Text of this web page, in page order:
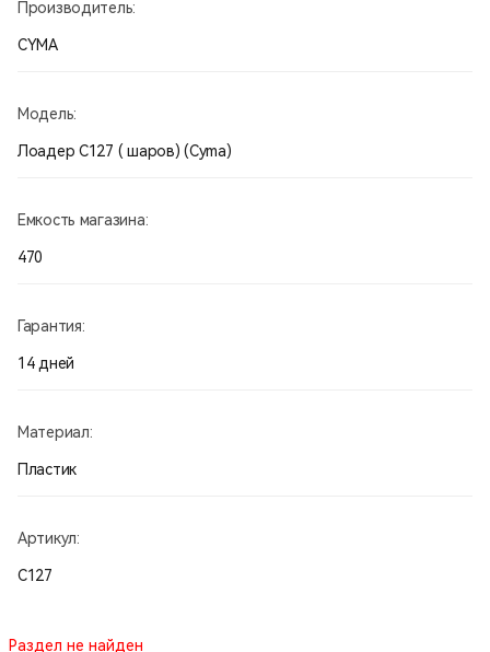
Производитель:
CYMA
Модель:
Лоадер С127 ( шаров) (Cyma)
Емкость магазина:
470
Гарантия:
14 дней
Материал:
Пластик
Артикул:
С127
Раздел не найден